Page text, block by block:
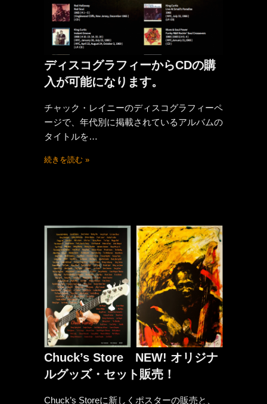
ディスコグラフィーからCDの購
入が可能になります。
チャック・レイニーのディスコグラフィーペ
ージで、年代別に掲載されているアルバムの
タイトルを…
続きを読む »
Chuck’s Store NEW! オリジナ
ルグッズ・セット販売！
Chuck’s Storeに新しくポスターの販売と、